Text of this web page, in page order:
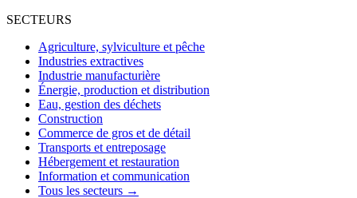
SECTEURS
Agriculture, sylviculture et pêche
Industries extractives
Industrie manufacturière
Énergie, production et distribution
Eau, gestion des déchets
Construction
Commerce de gros et de détail
Transports et entreposage
Hébergement et restauration
Information et communication
Tous les secteurs →